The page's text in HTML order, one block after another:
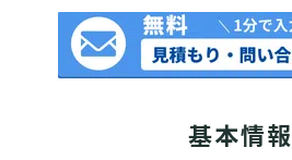
基本情報